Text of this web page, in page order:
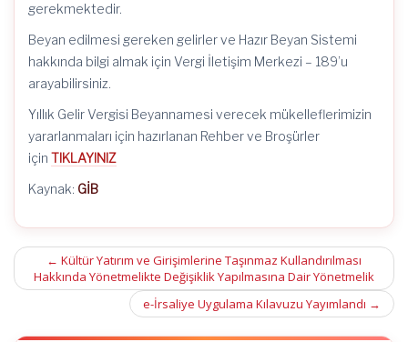
gerekmektedir.
Beyan edilmesi gereken gelirler ve Hazır Beyan Sistemi
hakkında bilgi almak için Vergi İletişim Merkezi – 189’u
arayabilirsiniz.
Yıllık Gelir Vergisi Beyannamesi verecek mükelleflerimizin
yararlanmaları için hazırlanan Rehber ve Broşürler
için TIKLAYINIZ
Kaynak: GİB
Post
navigation
← Kültür Yatırım ve Girişimlerine Taşınmaz Kullandırılması
Hakkında Yönetmelikte Değişiklik Yapılmasına Dair Yönetmelik
e-İrsaliye Uygulama Kılavuzu Yayımlandı →